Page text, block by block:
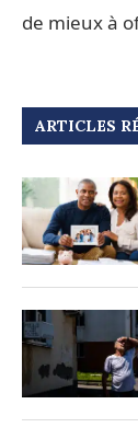
de mieux à
ARTICLES